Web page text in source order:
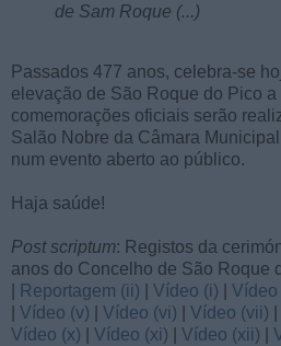
de Sam Roque (...)
Passados 477 anos, celebra-se
elevação de São Roque do Pico a
comemorações oficiais serão
Salão Nobre da Câmara
num evento aberto ao público.
Haja saúde!
Post scriptum: Registos da
anos do Concelho de São Roque
Reportagem (ii) Vídeo (i) Vídeo
Vídeo (v) Vídeo (vi) Vídeo (vii)
Vídeo (x)
Vídeo (xi) Vídeo (xii)